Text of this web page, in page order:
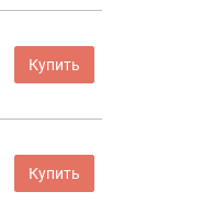
Купить
Купить